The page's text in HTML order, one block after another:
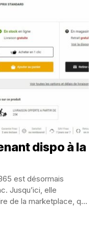
dispo à la
est désormais
Jusqu’ici, elle
de la marketplace, qui